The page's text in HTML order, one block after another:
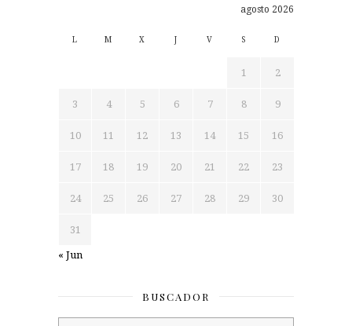
agosto 2026
L M X J V S D
1 2
3 4 5 6 7 8 9
10 11 12 13 14 15 16
17 18 19 20 21 22 23
24 25 26 27 28 29 30
31
« Jun
BUSCADOR